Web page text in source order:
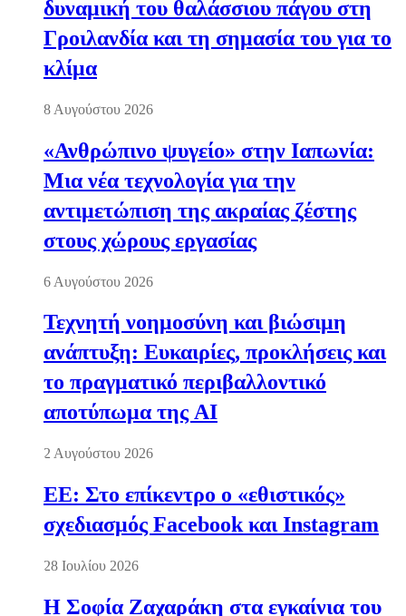
δυναμική του θαλάσσιου πάγου στη
Γροιλανδία και τη σημασία του για το
κλίμα
8 Αυγούστου 2026
«Ανθρώπινο ψυγείο» στην Ιαπωνία:
Μια νέα τεχνολογία για την
αντιμετώπιση της ακραίας ζέστης
στους χώρους εργασίας
6 Αυγούστου 2026
Τεχνητή νοημοσύνη και βιώσιμη
ανάπτυξη: Ευκαιρίες, προκλήσεις και
το πραγματικό περιβαλλοντικό
αποτύπωμα της AI
2 Αυγούστου 2026
ΕΕ: Στο επίκεντρο ο «εθιστικός»
σχεδιασμός Facebook και Instagram
28 Ιουλίου 2026
Η Σοφία Ζαχαράκη στα εγκαίνια του